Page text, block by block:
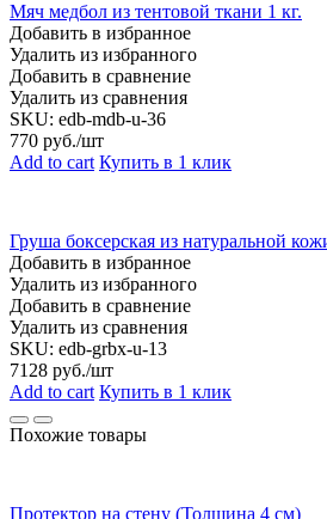
Мяч медбол из тентовой ткани 1 кг.
Добавить в избранное
Удалить из избранного
Добавить в сравнение
Удалить из сравнения
SKU: edb-mdb-u-36
770 руб./шт
Add to cart Купить в 1 клик
Груша боксерская из натуральной
Добавить в избранное
Удалить из избранного
Добавить в сравнение
Удалить из сравнения
SKU: edb-grbx-u-13
7128 руб./шт
Add to cart Купить в 1 клик
Похожие товары
Протектор на стену (Толщина 4 см)